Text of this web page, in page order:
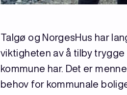
Talgø og NorgesHus har
viktigheten av å tilby
kommune har. Det er
behov for kommunale